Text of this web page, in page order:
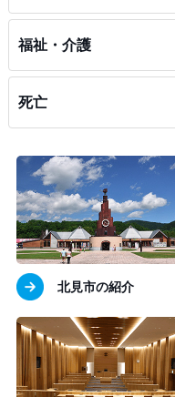
福祉・介護
死亡
北見市の紹介